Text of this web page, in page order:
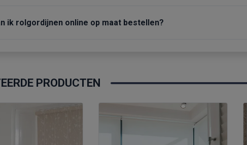
ik rolgordijnen online op maat bestellen?
PRODUCTEN